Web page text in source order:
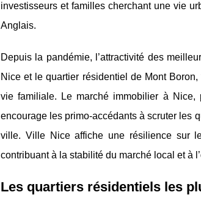
investisseurs et familles cherchant une vie
Anglais.
Depuis la pandémie, l’attractivité des
Nice et le quartier résidentiel de Mont
vie familiale. Le marché immobilier à
encourage les primo-accédants à scruter les
ville. Ville Nice affiche une résilience sur
contribuant à la stabilité du marché local et à
Les quartiers résidentiels les